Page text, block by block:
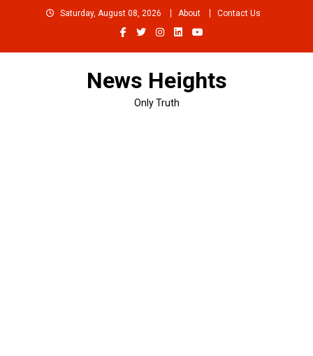
Saturday, August 08, 2026 About Contact Us
News Heights
Only Truth